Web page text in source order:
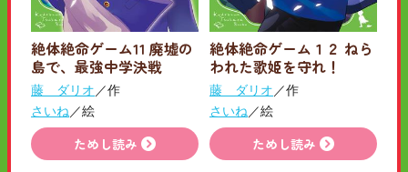
絶体絶命ゲーム11 廃墟の
島で、最強中学決戦
藤 ダリオ ／作
さいね ／絵
ためし読み
絶体絶命ゲーム１２ ねら
われた歌姫を守れ！
藤 ダリオ ／作
さいね ／絵
ためし読み